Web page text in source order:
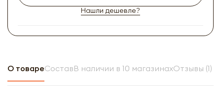
Нашли дешевле?
О товареСоставВ наличии в 10 магазинахОтзывы (1)